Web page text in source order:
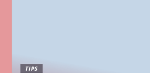
TIPS